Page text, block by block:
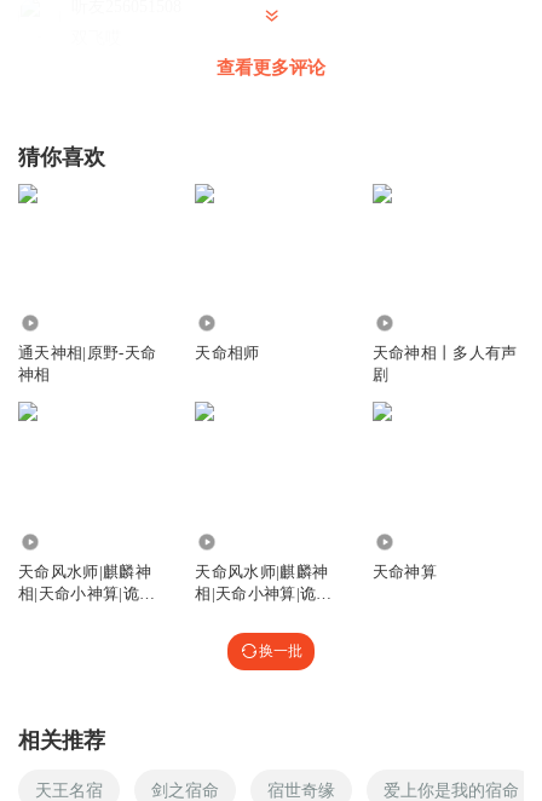
查看更多评论
猜你喜欢
通天神相|原野-天命
神相
天命相师
天命神相丨多人有声
剧
天命风水师|麒麟神
相|天命小神算|诡道
天命风水师|麒麟神
相|天命小神算|诡道
天命神算
换一批
相关推荐
天王名宿 剑之宿命 宿世奇缘 爱上你是我的宿命